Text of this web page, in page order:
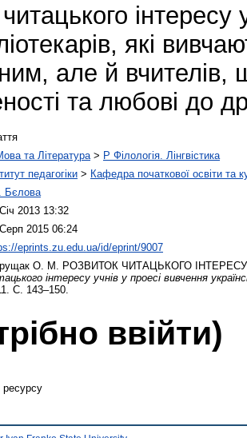
які
але й
та любові до
та Література > P Філологія. Лінгвістика
педагогіки > Кафедра початкової освіти та
Бєлова
2013 13:32
2015 06:24
eprints.zu.edu.ua/id/eprint/9007
О. М.
РОЗВИТОК ЧИТАЦЬКОГО
інтересу учнів у проесі вивчення
С. 143–150.
ввійти)